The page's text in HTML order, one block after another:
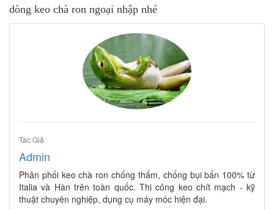
dòng keo chà ron ngoại nhập nhé
Tác Giả
Admin
Phân phối keo chà ron chống thấm, chống bụi bẩn 100% từ
Italia và Hàn trên toàn quốc. Thi công keo chít mạch - kỹ
thuật chuyên nghiệp, dụng cụ máy móc hiện đại.